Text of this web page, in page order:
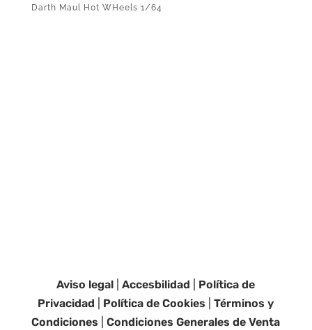
Darth Maul Hot WHeels 1/64
Aviso legal |Accesbilidad
Política de
Privacidad
Política de Cookies |Términos y
Condiciones |Condiciones Generales de Venta